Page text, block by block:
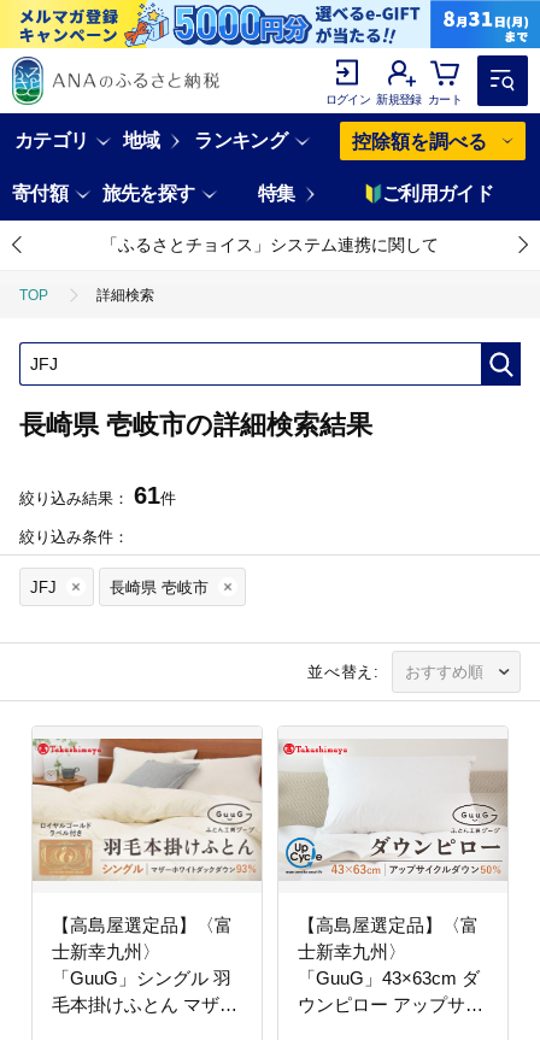
ログイン 新規登録 カート
カテゴリ 地域 ランキング 控除額を調べる
寄付額 旅先を探す 特集 ご利用ガイド
「ふるさとチョイス」システム連携に関して
TOP 詳細検索
長崎県 壱岐市の詳細検索結果
絞り込み結果： 61件
絞り込み条件：
JFJ 長崎県 壱岐市
並べ替え:
【高島屋選定品】〈富
士新幸九州〉
「GuuG」シングル 羽
毛本掛けふとん マザー
【高島屋選定品】〈富
士新幸九州〉
「GuuG」43×63cm ダ
ウンピロー アップサイ